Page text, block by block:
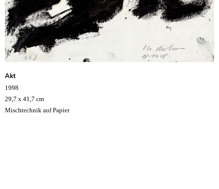
Akt
1998
29,7 x 41,7 cm
Mischtechnik auf Papier